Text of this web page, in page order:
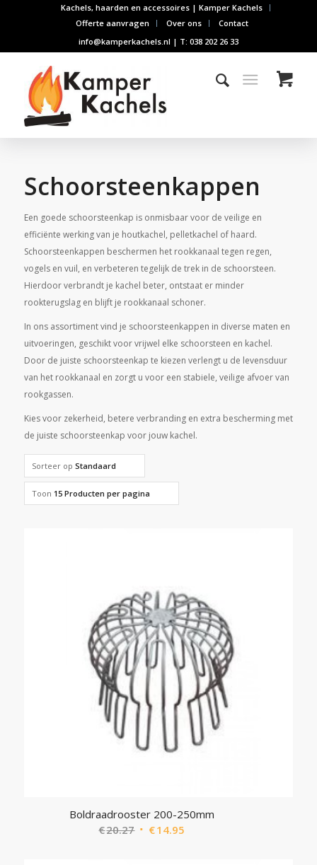
Kachels, haarden en accessoires | Kamper Kachels
Offerte aanvragen
Over ons
Contact
info@kamperkachels.nl | T: 038 202 26 33
Schoorsteenkappen
Een goede schoorsteenkap is onmisbaar voor de veilige en
efficiënte werking van je houtkachel, pelletkachel of haard.
Schoorsteenkappen beschermen het rookkanaal tegen regen,
vogels en vuil, en verbeteren tegelijk de trek in de schoorsteen.
Hierdoor verbrandt je kachel beter, ontstaat er minder
rookterugslag en blijft je rookkanaal schoner.
In ons assortiment vind je schoorsteenkappen in diverse maten en
uitvoeringen, geschikt voor vrijwel elke schoorsteen en kachel.
Door de juiste schoorsteenkap te kiezen verlengt u de levensduur
van het rookkanaal en zorgt u voor een stabiele, veilige afvoer van
rookgassen.
Kies voor zekerheid, betere verbranding en extra bescherming met
de juiste schoorsteenkap voor jouw kachel.
Sorteer op Standaard
Toon 15 Producten per pagina
Boldraadrooster 200-250mm
€20.27 Oorspronkelijke
€14.95